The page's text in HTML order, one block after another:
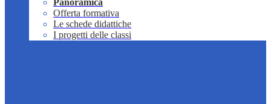
Panoramica
Offerta formativa
Le schede didattiche
I progetti delle classi